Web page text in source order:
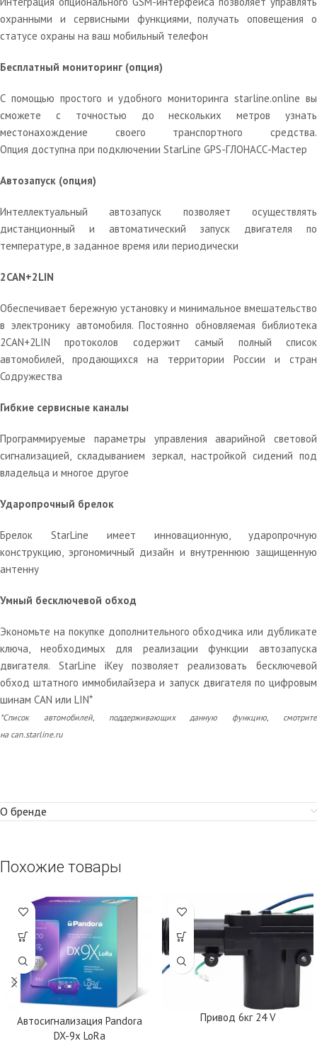
охранными и сервисными функциями, получать оповещения о
статусе охраны на ваш мобильный телефон
Бесплатный мониторинг (опция)
С помощью простого и удобного мониторинга starline.online вы
сможете с точностью до нескольких метров узнать
местонахождение своего транспортного средства.
Опция доступна при подключении StarLine GPS-ГЛОНАСС-Мастер
Автозапуск (опция)
Интеллектуальный автозапуск позволяет осуществлять
дистанционный и автоматический запуск двигателя по
температуре, в заданное время или периодически
2CAN+2LIN
Обеспечивает бережную установку и минимальное вмешательство
в электронику автомобиля. Постоянно обновляемая библиотека
2CAN+2LIN протоколов содержит самый полный список
автомобилей, продающихся на территории России и стран
Содружества
Гибкие сервисные каналы
Программируемые параметры управления аварийной световой
сигнализацией, складыванием зеркал, настройкой сидений под
владельца и многое другое
Ударопрочный брелок
Брелок StarLine имеет инновационную, ударопрочную
конструкцию, эргономичный дизайн и внутреннюю защищенную
антенну
Умный бесключевой обход
Экономьте на покупке дополнительного обходчика или дубликате
ключа, необходимых для реализации функции автозапуска
двигателя. StarLine iKey позволяет реализовать бесключевой
обход штатного иммобилайзера и запуск двигателя по цифровым
шинам CAN или LIN*
*Список автомобилей, поддерживающих данную функцию, смотрите
на can.starline.ru
О бренде
Похожие товары
Автосигнализация Pandora
DX-9x LoRa
Привод 6кг 24 V